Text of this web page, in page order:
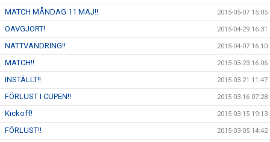
MATCH MÅNDAG 11 MAJ!! 2015-05-07 15:05
OAVGJORT! 2015-04-29 16:31
NATTVANDRING!! 2015-04-07 16:10
MATCH!! 2015-03-23 16:06
INSTÄLLT!! 2015-03-21 11:47
FÖRLUST I CUPEN!! 2015-03-16 07:28
Kickoff! 2015-03-15 19:13
FÖRLUST!! 2015-03-05 14:42